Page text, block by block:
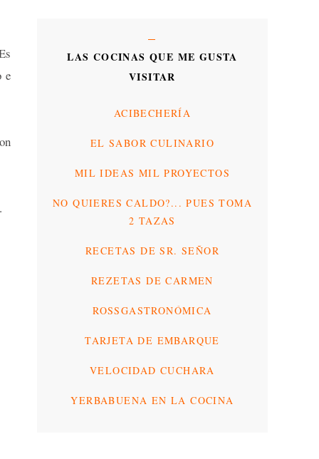
e
LAS COCINAS QUE ME GUSTA
VISITAR
ACIBECHERÍA
EL SABOR CULINARIO
MIL IDEAS MIL PROYECTOS
NO QUIERES CALDO?... PUES TOMA
2 TAZAS
RECETAS DE SR. SEÑOR
REZETAS DE CARMEN
ROSSGASTRONÓMICA
TARJETA DE EMBARQUE
VELOCIDAD CUCHARA
YERBABUENA EN LA COCINA